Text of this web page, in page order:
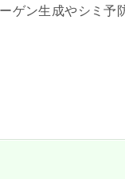
ゲン生成やシミ予